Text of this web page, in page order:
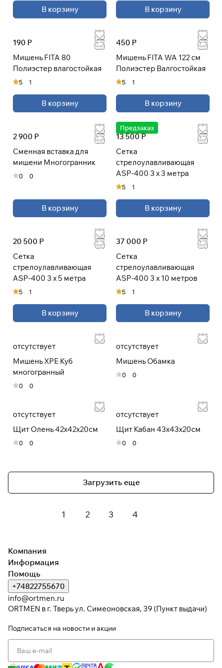
В корзину В корзину
190 Р
Мишень FITA 80
Полиэстер влагостойкая
5 1
В корзину
450 Р
Мишень FITA WA 122 cм
Полиэстер Валгостойкая
5 1
В корзину
2 900 Р
Сменная вставка для
мишени Многогранник
0 0
В корзину
Предзаказ
13 500 Р
Сетка
стрелоулавливающая
ASP-400 3 х 3 метра
5 1
В корзину
20 500 Р
Сетка
стрелоулавливающая
ASP-400 3 х 5 метра
5 1
В корзину
37 000 Р
Сетка
стрелоулавливающая
ASP-400 3 х 10 метров
5 1
В корзину
отсутствует
Мишень XPE Куб
многогранный
0 0
отсутствует
Мишень Обамка
0 0
отсутствует
Щит Олень 42х42х20см
0 0
отсутствует
Щит Кабан 43х43х20см
0 0
Загрузить еще
1 2 3 4
раз в 2 недели
Компания
Информация
Помощь
+74822755670
info@ortmen.ru
ORTMEN в г. Тверь ул. Симеоновская, 39 (Пункт выдачи)
Подписаться на новости и акции